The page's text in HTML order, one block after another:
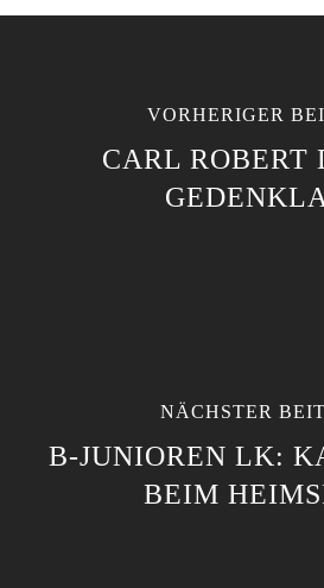
VORHERIGER
CARL ROBERT
NÄCHSTER
B-JUNIOREN LK:
BEIM